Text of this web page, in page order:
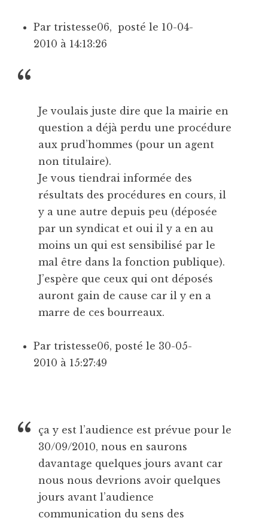
Par tristesse06, posté le 10-04-
2010 à 14:13:26
Je voulais juste dire que la mairie en
question a déjà perdu une procédure
aux prud’hommes (pour un agent
non titulaire).
Je vous tiendrai informée des
résultats des procédures en cours, il
y a une autre depuis peu (déposée
par un syndicat et oui il y a en au
moins un qui est sensibilisé par le
mal être dans la fonction publique).
J’espère que ceux qui ont déposés
auront gain de cause car il y en a
marre de ces bourreaux.
Par tristesse06, posté le 30-05-
2010 à 15:27:49
ça y est l’audience est prévue pour le
30/09/2010, nous en saurons
davantage quelques jours avant car
nous nous devrions avoir quelques
jours avant l’audience
communication du sens des